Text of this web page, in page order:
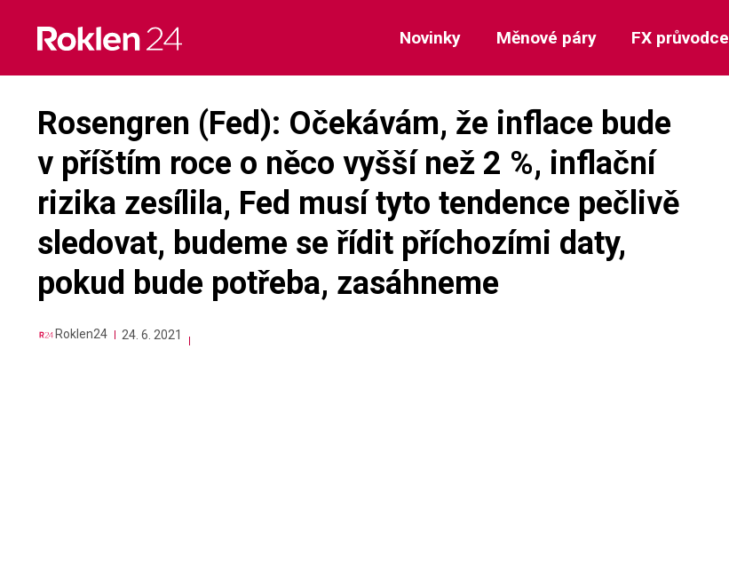
content
Novinky Měnové páry FX průvodce
Rosengren (Fed): Očekávám, že inflace bude
v příštím roce o něco vyšší než 2 %, inflační
rizika zesílila, Fed musí tyto tendence pečlivě
sledovat, budeme se řídit příchozími daty,
pokud bude potřeba, zasáhneme
Roklen24 24. 6. 2021